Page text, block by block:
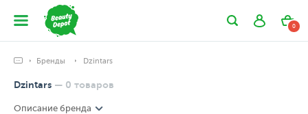
0
Бренды Dzintars
Dzintars — 0 товаров
Описание бренда